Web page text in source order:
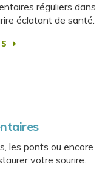
réguliers dans
éclatant de santé.
les ponts ou encore
votre sourire.